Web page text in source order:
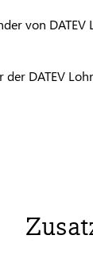
von DATEV
der DATEV